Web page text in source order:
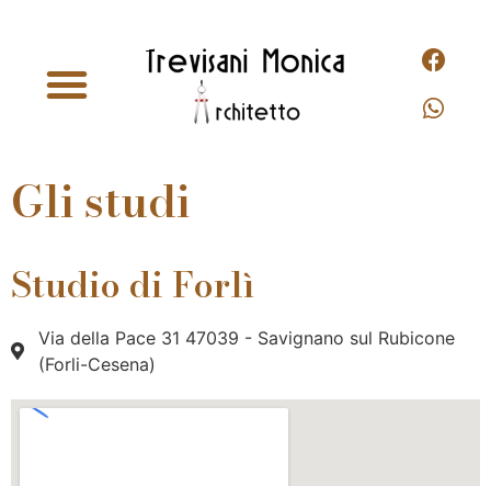
Gli studi
Studio di Forlì
Via della Pace 31 47039 - Savignano sul Rubicone
(Forli-Cesena)